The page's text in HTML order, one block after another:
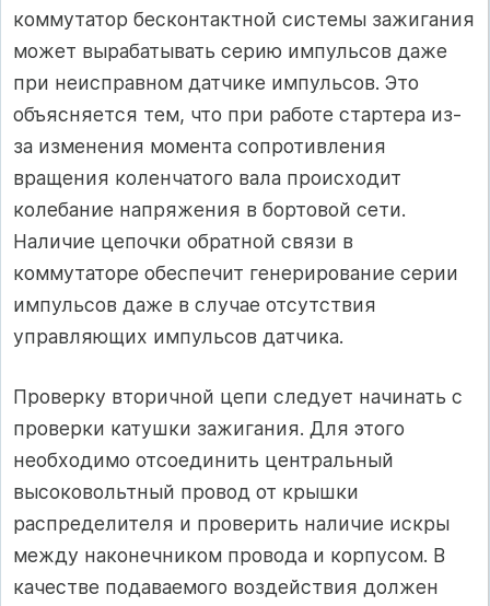
коммутатор бесконтактной системы зажигания
может вырабатывать серию импульсов даже
при неисправном датчике импульсов. Это
объясняется тем, что при работе стартера из-
за изменения момента сопротивления
вращения коленчатого вала происходит
колебание напряжения в бортовой сети.
Наличие цепочки обратной связи в
коммутаторе обеспечит генерирование серии
импульсов даже в случае отсутствия
управляющих импульсов датчика.
Проверку вторичной цепи следует начинать с
проверки катушки зажигания. Для этого
необходимо отсоединить центральный
высоковольтный провод от крышки
распределителя и проверить наличие искры
между наконечником провода и корпусом. В
качестве подаваемого воздействия должен